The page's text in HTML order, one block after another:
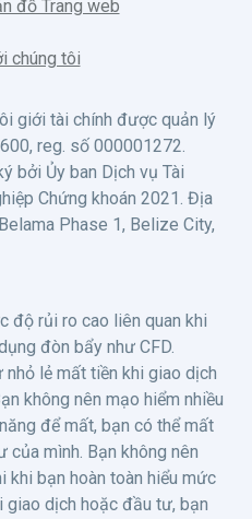
đồ Trang web
chúng tôi
giới tài chính được quản lý
reg. số 000001272.
bởi Ủy ban Dịch vụ Tài
Chứng khoán 2021. Địa
Phase 1, Belize City,
độ rủi ro cao liên quan khi
đòn bẩy như CFD.
nhỏ lẻ mất tiền khi giao dịch
không nên mạo hiểm nhiều
để mất, bạn có thể mất
của mình. Bạn không nên
bạn hoàn toàn hiểu mức
dịch hoặc đầu tư, bạn